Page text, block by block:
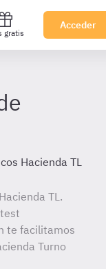
gratis
Acceder
Hacienda TL
TL.
te facilitamos
Turno